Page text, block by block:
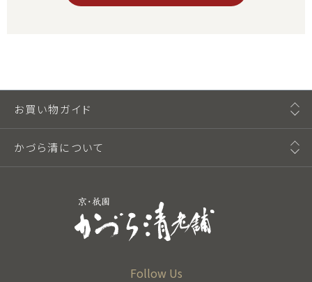
Follow Us
お買い物ガイド
かづら清について